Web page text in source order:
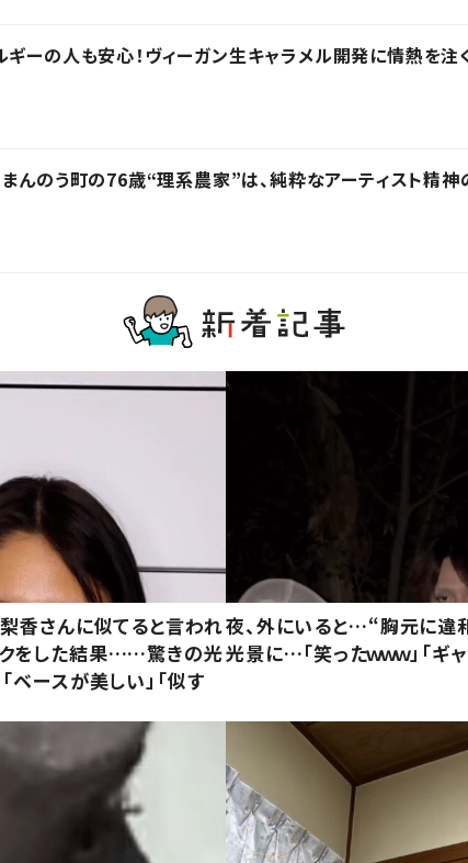
ギーの人も安心！ヴィーガン生キャラメル開発に情熱を注
まんのう町の76歳“理系農家”は、純粋なアーティスト精神
香さんに似てると言われ
をした結果……驚きの光
ベースが美しい」「似す
夜、外にいると…“胸元に違
光景に…「笑ったｗｗｗ」「ギ